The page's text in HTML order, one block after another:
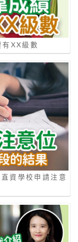
XX級數
資學校申請注意